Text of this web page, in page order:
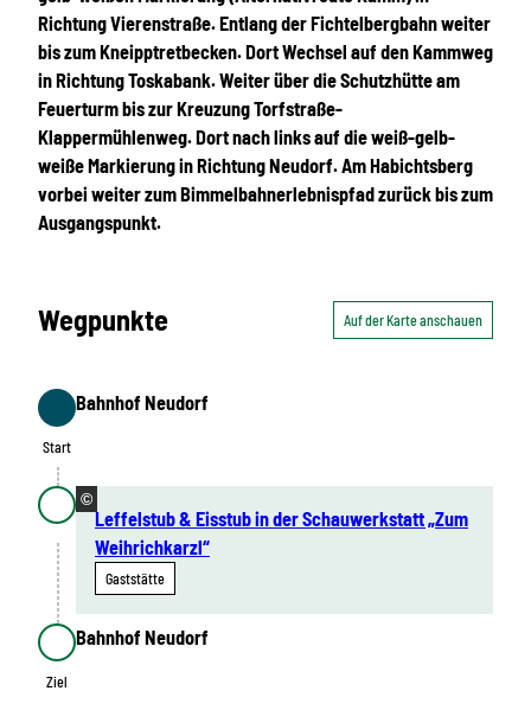
Richtung Vierenstraße. Entlang der Fichtelbergbahn weiter
bis zum Kneipptretbecken. Dort Wechsel auf den Kammweg
in Richtung Toskabank. Weiter über die Schutzhütte am
Feuerturm bis zur Kreuzung Torfstraße-
Klappermühlenweg. Dort nach links auf die weiß-gelb-
weiße Markierung in Richtung Neudorf. Am Habichtsberg
vorbei weiter zum Bimmelbahnerlebnispfad zurück bis zum
Ausgangspunkt.
Wegpunkte Auf der Karte anschauen
Start
Start
Bahnhof Neudorf
©
Leffelstub & Eisstub in der Schauwerkstatt „Zum
Weihrichkarzl“
Gaststätte
Ziel
Ziel
Bahnhof Neudorf